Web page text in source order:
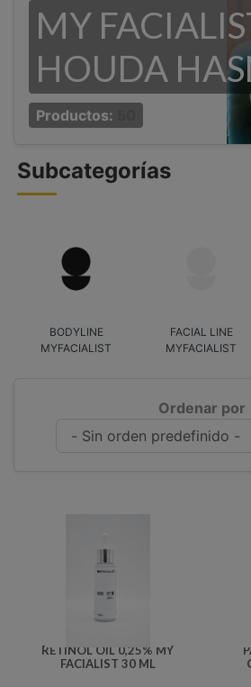
MY
HOUDA
Productos:
Subcategorías
BODYLINE
MYFACIALIST
FACIAL LINE
MYFACIALIST
Ordenar por
RETINOL OIL 0,25% MY
FACIALIST 30 ML